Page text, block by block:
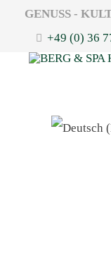
GENUSS -
+49 (0) 36